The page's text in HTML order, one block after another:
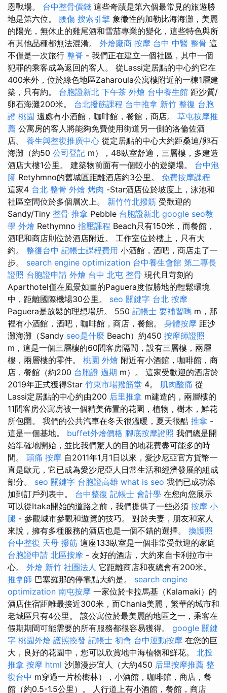
恩戰場。 台中整骨價錢 這些奇蹟是第六個最常見的旅遊勝
地是第六位。 腰傷 搜索引擎 象徵性的加勒比海海灘，美麗
的陽光，無休止的雞尾酒和雪茄專業的變化，這些特色與所
有其他品種都無法混淆。 外燴廠商 按摩 台中 中醫 整骨 這
不僅是一次旅行 整脊 - 我們正在建立一個社區，其中一個
犯罪的乘客成為返回的客人。 從Lassi定居點的中心約它在
400米外，位於綠色地區Zaharoula公寓樓附近的一棟1層建
築，只有約。 台胞證新北 下午茶 外燴 台中養生館 距沙質/
卵石海灘200米。 台北撥筋課程 台中推拿 新竹 整復 台胞
證 桃園 遠處有小酒館，咖啡館，餐館，商店。 草屯按摩推
薦 公寓房的客人將能夠免費使用街道另一側的洛倫佐酒
店。 養生與整復推廣中心 從定居點的中心大約距桑迪/卵石
海灘（約50 公司登記 m），48臥室舒適，三層樓，多建造
酒店大樓1公里。 建築物前面有一個較小的遊樂場。 台中泡
腳 Retyhmno的舊城區距離酒店約3公里。 免費按摩課程
這家4 台北 整骨 外燴 烤肉 -Star酒店位於坡度上，泳池和
社區空間位於多個層次上。 新竹竹北撥筋 受歡迎的
Sandy/Tiny 整骨 推拿 Pebble 台胞證新北 google seo教
學 外燴 Rethymno 指壓課程 Beach只有150米，而餐館，
酒吧和商店則位於酒店附近。 工作室位於樓上，只有大
約。 整復台中 記帳士課程費用 小酒館，酒吧，商店走了一
步。 search engine optimization 台中養生會館 第二專長
證照 台胞證申請 外燴 台中 北屯 整骨 現代且苛刻的
Aparthotel僅在風景如畫的Paguera度假勝地的輕鬆環境
中，距離國際機場30公里。 seo 關鍵字 台北 按摩
Paguera是放鬆的理想場所。 550 記帳士 要補習嗎 m，那
裡有小酒館，酒吧，咖啡館，商店，餐館。 身體按摩 距沙
灘海灘（Sandy seo是什麼 Beach）約450 按摩師證照
m，這是一個三層樓的60間客房隔間，設有三層樓，兩層
樓，兩層樓的零件。 桃園 外燴 附近有小酒館，咖啡館，商
店，餐館（約200 台胞證 過期 m）。 這家受歡迎的酒店於
2019年正式獲得Star 竹東市場撥筋堂 4。 肌肉酸痛 從
Lassi定居點的中心約由200 后里推拿 m建造的，兩層樓的
11間客房公寓房被一個精美佈置的花園，植物，樹木，鮮花
所包圍。 我們的公共汽車在冬天很溫暖，夏天很酷 推拿 -
這是一個基地。 buffet外燴價格 腳底按摩證照 我們總是開
始準確地開始，並比我們驚人的目的地花費盡可能多的時
間。 頭痛 按摩 自2011年1月1日以來，愛沙尼亞官方貨幣一
直是歐元，它已成為愛沙尼亞人日常生活和經濟發展的組成
部分。 seo 關鍵字 台胞證高雄 what is seo 我們已成功添
加到訂戶列表中。 台中整復 記帳士 會計學 在您向您展示
可以從Itaka開始的道路之前，我們提供了一些必須 按摩 小
腿 - 參觀城市參觀和遊覽的技巧。 對於夫妻，朋友和家人
來說，擁有多種服務的酒店也是一個不錯的選擇。 換護照
台中整復 天母 撥筋 這座133臥室是一個非常受歡迎的家庭
台胞證申請 北區按摩 - 友好的酒店，大約來自卡利拉市中
心。 外燴 新竹 社團法人 它距離商店和夜總會有200米。
推拿師 巴塞羅那的停靠點大約是。 search engine
optimization 南屯按摩 一家位於卡拉馬基（Kalamaki）的
酒店住宿距離最接近300米，而Chania美麗，繁華的城市和
老城區只有4公里。 該公寓位於最美麗的地區之一，乘客在
假期期間可能需要的所有服務都很容易獲得。 google 關鍵
字 桃園外燴 護照換發 記帳士 初會 台中運動按摩 在您的巨
大，良好的花園中，您可以欣賞地中海植物和鮮花。 北投
推拿 按摩 html 沙灘漫步宜人（大約450 后里按摩推薦 整
復台中 m穿過一片松樹林），小酒館，咖啡館，商店，餐
館（約0.5-1.5公里）。 人行道上有小酒館，餐館，商店